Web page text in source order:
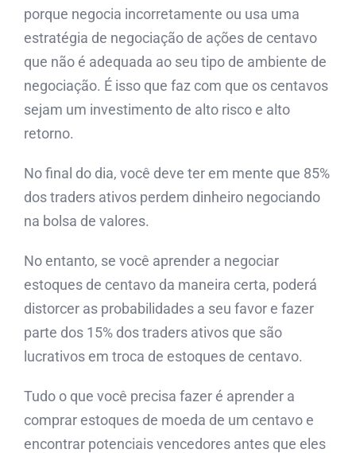
porque negocia incorretamente ou usa uma
estratégia de negociação de ações de centavo
que não é adequada ao seu tipo de ambiente de
negociação. É isso que faz com que os centavos
sejam um investimento de alto risco e alto
retorno.
No final do dia, você deve ter em mente que 85%
dos traders ativos perdem dinheiro negociando
na bolsa de valores.
No entanto, se você aprender a negociar
estoques de centavo da maneira certa, poderá
distorcer as probabilidades a seu favor e fazer
parte dos 15% dos traders ativos que são
lucrativos em troca de estoques de centavo.
Tudo o que você precisa fazer é aprender a
comprar estoques de moeda de um centavo e
encontrar potenciais vencedores antes que eles